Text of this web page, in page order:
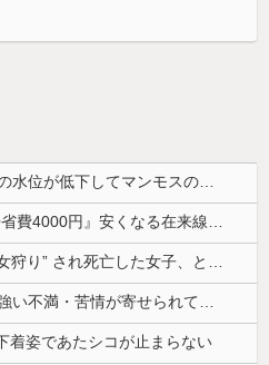
着姿であたシコが止まらない